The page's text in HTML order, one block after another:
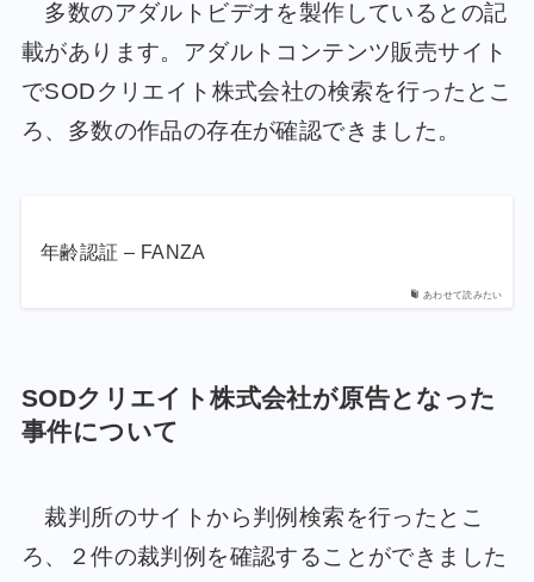
多数のアダルトビデオを製作しているとの記
載があります。アダルトコンテンツ販売サイト
でSODクリエイト株式会社の検索を行ったとこ
ろ、多数の作品の存在が確認できました。
あわせて読みたい
年齢認証 – FANZA
SODクリエイト株式会社が原告となった
事件について
裁判所のサイトから判例検索を行ったとこ
ろ、２件の裁判例を確認することができました